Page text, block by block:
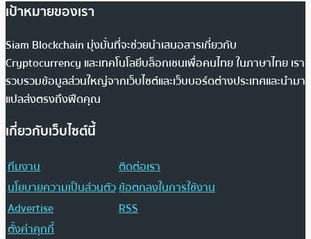
เป้าหมายของเรา
Siam Blockchain มุ่งมั่นที่จะช่วยนำเสนอสารเกี่ยวกับ
Cryptocurrency และเทคโนโลยีบล็อกเชนเพื่อคนไทย ในภาษาไทย เรา
รวบรวมข้อมูลส่วนใหญ่จากเว็บไซต์และเว็บบอร์ดต่างประเทศและนำมา
แปลส่งตรงถึงฟีดคุณ
เกี่ยวกับเว็บไซต์นี้
ทีมงาน
ติดต่อเรา
นโยบายความเป็นส่วนตัวข้อตกลงในการใช้งาน
Advertise
RSS
ตั้งค่าคุกกี้